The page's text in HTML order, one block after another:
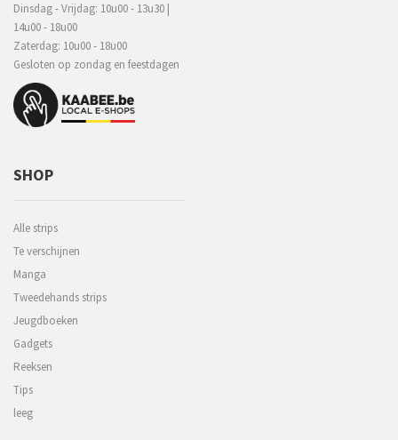
Dinsdag - Vrijdag: 10u00 - 13u30 |
14u00 - 18u00
Zaterdag: 10u00 - 18u00
Gesloten op zondag en feestdagen
SHOP
Alle strips
Te verschijnen
Manga
Tweedehands strips
Jeugdboeken
Gadgets
Reeksen
Tips
leeg